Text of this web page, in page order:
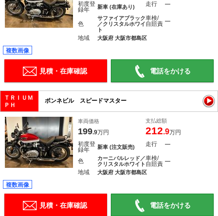
初度登
録年
新車 (在庫あり) 走行 ―
色
サファイアブラック
／クリスタルホワイ
ト
車検/
自賠責 ―
地域 大阪府 大阪市都島区
複数画像
見積・在庫確認 電話をかける
ＴＲＩＵＭ
ＰＨ
ボンネビル スピードマスター
車両価格
199.9万円
支払総額
212.9万円
初度登
録年
新車 (注文販売) 走行 ―
色
カーニバルレッド／
クリスタルホワイト
車検/
自賠責 ―
地域 大阪府 大阪市都島区
複数画像
見積・在庫確認 電話をかける